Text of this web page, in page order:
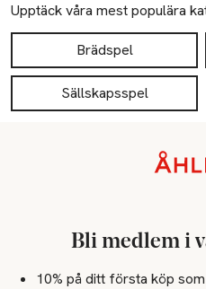
Upptäck våra mest populära
Brädspel
Sällskapsspel
Bli medlem i
10% på ditt första köp